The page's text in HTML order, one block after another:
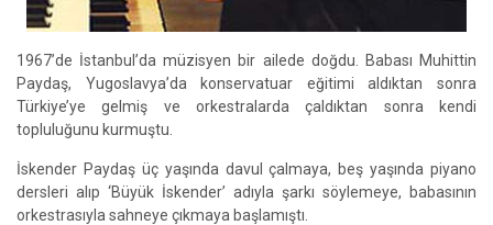
1967’de İstanbul’da müzisyen bir ailede doğdu. Babası Muhittin
Paydaş, Yugoslavya’da konservatuar eğitimi aldıktan sonra
Türkiye’ye gelmiş ve orkestralarda çaldıktan sonra kendi
topluluğunu kurmuştu.
İskender Paydaş üç yaşında davul çalmaya, beş yaşında piyano
dersleri alıp ‘Büyük İskender’ adıyla şarkı söylemeye, babasının
orkestrasıyla sahneye çıkmaya başlamıştı.